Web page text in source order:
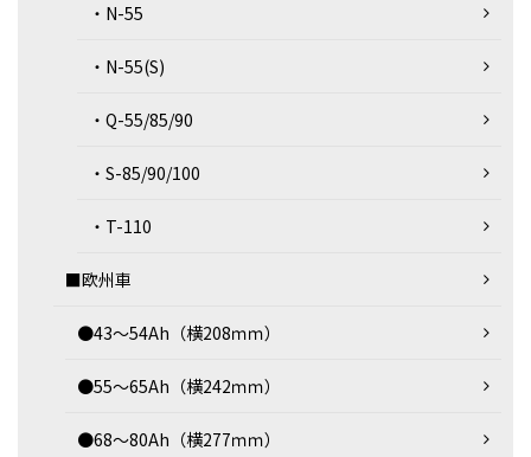
・N-55
・N-55(S)
・Q-55/85/90
・S-85/90/100
・T-110
■欧州車
●43～54Ah（横208ｍｍ）
●55～65Ah（横242ｍｍ）
●68～80Ah（横277ｍｍ）